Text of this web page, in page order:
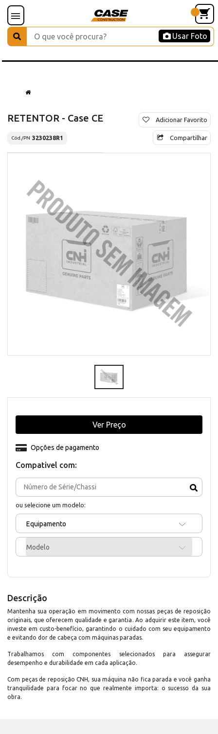
Usar Foto
RETENTOR - Case CE
Cód./PN 3230238R1
Adicionar Favorito
Compartilhar
Compativel com:
ou selecione um modelo:
Equipamento
Modelo
Opções de pagamento
Ver Preço
Descrição
Mantenha sua operação em movimento com nossas peças de reposição
originais, que oferecem qualidade e garantia. Ao adquirir este item, você
investe em custo-benefício, garantindo o cuidado com seu equipamento
e evitando dor de cabeça com máquinas paradas.
Trabalhamos com componentes selecionados para assegurar
desempenho e durabilidade em cada aplicação.
Com peças de reposição CNH, sua máquina não fica parada e você ganha
tranquilidade para focar no que realmente importa: o sucesso da sua
obra.